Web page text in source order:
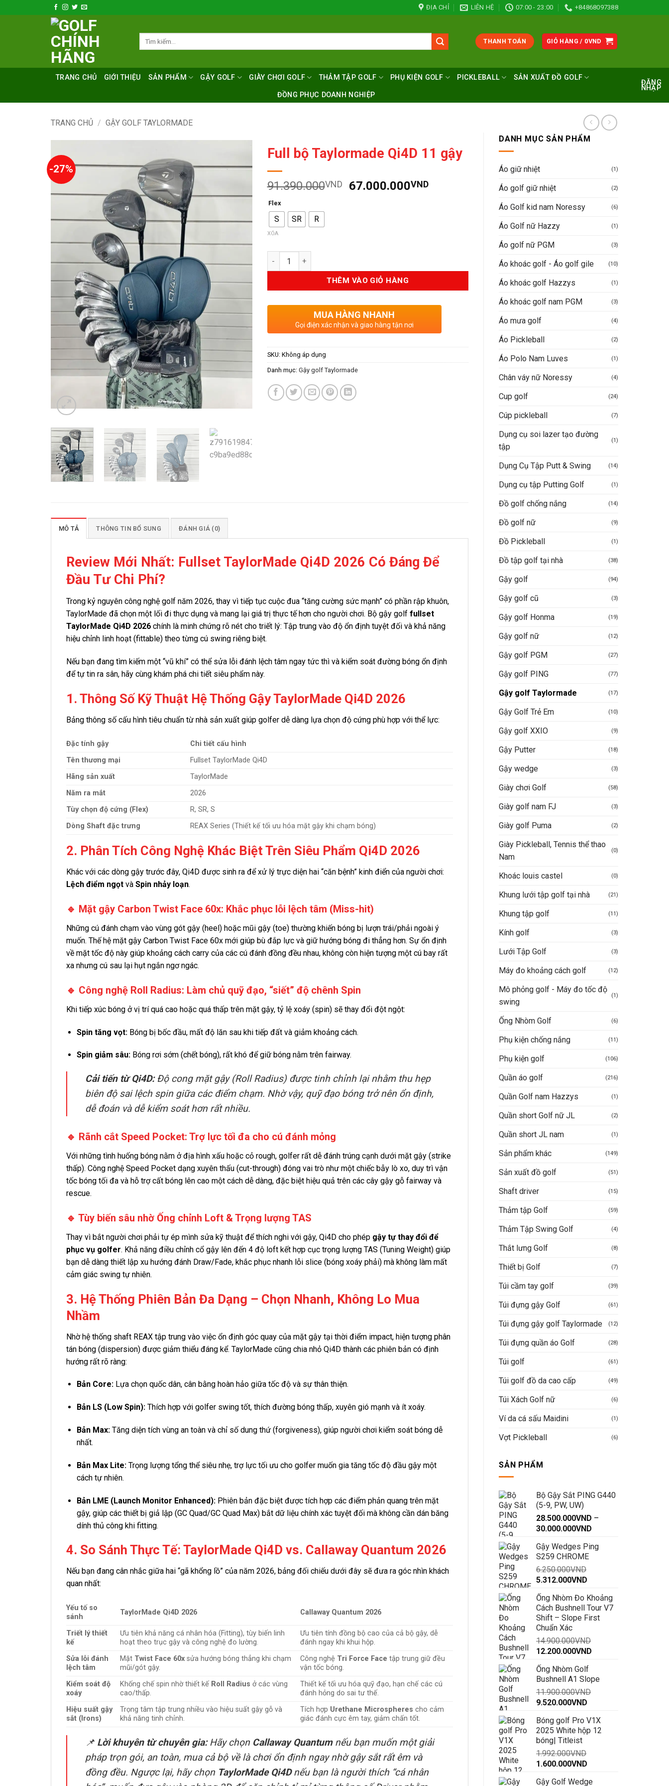
qua
ĐỊA CHỈ LIÊN HỆ 07:00 - 23:00 +84868097388
THANH TOÁN GIỎ HÀNG / 0VND
TRANG CHỦ GIỚI THIỆU SẢN PHẨM GẬY GOLF GIÀY CHƠI GOLF THẢM TẬP GOLF PHỤ KIỆN GOLF PICKLEBALL SẢN XUẤT ĐỒ GOLF
ĐỒNG PHỤC DOANH NGHIỆP
ĐĂNG
NHẬP
TRANG CHỦ / GẬY GOLF TAYLORMADE
DANH MỤC SẢN PHẨM
Áo giữ nhiệt (1)
Áo golf giữ nhiệt (2)
Áo Golf kid nam Noressy (6)
Áo Golf nữ Hazzy (1)
Áo golf nữ PGM (3)
Áo khoác golf - Áo golf gile (10)
Áo khoác golf Hazzys (1)
Áo khoác golf nam PGM (3)
Áo mưa golf (4)
Áo Pickleball (2)
Áo Polo Nam Luves (1)
Chân váy nữ Noressy (4)
Cup golf (24)
Cúp pickleball (7)
Dụng cụ soi lazer tạo đường
tập
(1)
Dụng Cụ Tập Putt & Swing (14)
Dụng cụ tập Putting Golf (1)
Đồ golf chống nắng (14)
Đồ golf nữ (9)
Đồ Pickleball (1)
Đồ tập golf tại nhà (38)
Gậy golf (94)
Gậy golf cũ (3)
Gậy golf Honma (19)
Gậy golf nữ (12)
Gậy golf PGM (27)
Gậy golf PING (77)
Gậy golf Taylormade (17)
Gậy Golf Trẻ Em (10)
Gậy golf XXIO (9)
Gậy Putter (18)
Gậy wedge (3)
Giày chơi Golf (58)
Giày golf nam FJ (3)
Giày golf Puma (2)
Giày Pickleball, Tennis thể thao
Nam
(0)
Khoác louis castel (0)
Khung lưới tập golf tại nhà (21)
Khung tập golf (11)
Kính golf (3)
Lưới Tập Golf (3)
Máy đo khoảng cách golf (12)
Mô phỏng golf - Máy đo tốc độ
swing
(1)
Ống Nhòm Golf (6)
Phụ kiện chống nắng (11)
Phụ kiện golf (106)
Quần áo golf (216)
Quần Golf nam Hazzys (1)
Quần short Golf nữ JL (2)
Quần short JL nam (1)
Sản phẩm khác (149)
Sản xuất đồ golf (51)
Shaft driver (15)
Thảm tập Golf (59)
Thảm Tập Swing Golf (4)
Thắt lưng Golf (8)
Thiết bị Golf (7)
Túi cầm tay golf (39)
Túi đựng gậy Golf (61)
Túi đựng gậy golf Taylormade (12)
Túi đựng quần áo Golf (28)
Túi golf (61)
Túi golf đồ da cao cấp (49)
Túi Xách Golf nữ (6)
Ví da cá sấu Maidini (1)
Vợt Pickleball (6)
SẢN PHẨM
Bộ Gậy Sắt PING G440
(5-9, PW, UW)
28.500.000VND –
30.000.000VND
từ
Gậy Wedges Ping
S259 CHROME
6.250.000VND
Giá
là:
6.250.000VND.
5.312.000VND
tại
là:
5.312.000VND.
Ống Nhòm Đo Khoảng
Cách Bushnell Tour V7
Shift – Slope First
Chuẩn Xác
14.900.000VND
Giá
là:
14.900.000VND.
12.200.000VND
là:
Ống Nhòm Golf
Bushnell A1 Slope
11.900.000VND
Giá
là:
11.900.000VND.
9.520.000VND
tại
là:
Bóng golf Pro V1X
2025 White hộp 12
bóng| Titleist
1.992.000VND
Giá
1.600.000VND
Gậy Golf Wedge
-27%
Full bộ Taylormade Qi4D 11 gậy
91.390.000VND
Giá
67.000.000VNDGiá
67.000.000VND.
Flex
S SR R
XÓA
Số lượng
THÊM VÀO GIỎ HÀNG
MUA HÀNG NHANH
Gọi điện xác nhận và giao hàng tận nơi
SKU: Không áp dụng
Danh mục: Gậy golf Taylormade
MÔ TẢ THÔNG TIN BỔ SUNG ĐÁNH GIÁ (0)
Review Mới Nhất: Fullset TaylorMade Qi4D 2026 Có Đáng Để
Đầu Tư Chi Phí?
Trong kỷ nguyên công nghệ golf năm 2026, thay vì tiếp tục cuộc đua “tăng cường sức mạnh” có phần rập khuôn,
TaylorMade đã chọn một lối đi thực dụng và mang lại giá trị thực tế hơn cho người chơi. Bộ gậy golf fullset
TaylorMade Qi4D 2026 chính là minh chứng rõ nét cho triết lý: Tập trung vào độ ổn định tuyệt đối và khả năng
hiệu chỉnh linh hoạt (fittable) theo từng cú swing riêng biệt.
Nếu bạn đang tìm kiếm một “vũ khí” có thể sửa lỗi đánh lệch tâm ngay tức thì và kiểm soát đường bóng ổn định
để tự tin ra sân, hãy cùng khám phá chi tiết siêu phẩm này.
1. Thông Số Kỹ Thuật Hệ Thống Gậy TaylorMade Qi4D 2026
Bảng thông số cấu hình tiêu chuẩn từ nhà sản xuất giúp golfer dễ dàng lựa chọn độ cứng phù hợp với thể lực:
Đặc tính gậy
Chi tiết cấu hình
Tên thương mại
Fullset TaylorMade Qi4D
Hãng sản xuất
TaylorMade
Năm ra mắt
2026
Tùy chọn độ cứng (Flex)
R, SR, S
Dòng Shaft đặc trưng
REAX Series (Thiết kế tối ưu hóa mặt gậy khi chạm bóng)
2. Phân Tích Công Nghệ Khác Biệt Trên Siêu Phẩm Qi4D 2026
Khác với các dòng gậy trước đây, Qi4D được sinh ra để xử lý trực diện hai “căn bệnh” kinh điển của người chơi:
Lệch điểm ngọt và Spin nhảy loạn.
🔹 Mặt gậy Carbon Twist Face 60x: Khắc phục lỗi lệch tâm (Miss-hit)
Những cú đánh chạm vào vùng gót gậy (heel) hoặc mũi gậy (toe) thường khiến bóng bị lượn trái/phải ngoài ý
muốn. Thế hệ mặt gậy Carbon Twist Face 60x mới giúp bù đắp lực và giữ hướng bóng đi thẳng hơn. Sự ổn định
về mặt tốc độ này giúp khoảng cách carry của các cú đánh đồng đều nhau, không còn hiện tượng một cú bay rất
xa nhưng cú sau lại hụt ngắn ngơ ngác.
🔹 Công nghệ Roll Radius: Làm chủ quỹ đạo, “siết” độ chênh Spin
Khi tiếp xúc bóng ở vị trí quá cao hoặc quá thấp trên mặt gậy, tỷ lệ xoáy (spin) sẽ thay đổi đột ngột:
Spin tăng vọt:Bóng bị bốc đầu, mất độ lăn sau khi tiếp đất và giảm khoảng cách.
Spin giảm sâu:Bóng rơi sớm (chết bóng), rất khó để giữ bóng nằm trên fairway.
Cải tiến từ Qi4D:Độ cong mặt gậy (Roll Radius) được tinh chỉnh lại nhằm thu hẹp
biên độ sai lệch spin giữa các điểm chạm. Nhờ vậy, quỹ đạo bóng trở nên ổn định,
dễ đoán và dễ kiểm soát hơn rất nhiều.
🔹 Rãnh cắt Speed Pocket: Trợ lực tối đa cho cú đánh mỏng
Với những tình huống bóng nằm ở địa hình xấu hoặc cỏ rough, golfer rất dễ đánh trúng cạnh dưới mặt gậy (strike
thấp). Công nghệ Speed Pocket dạng xuyên thấu (cut-through) đóng vai trò như một chiếc bẫy lò xo, duy trì vận
tốc bóng tối đa và hỗ trợ cất bóng lên cao một cách dễ dàng, đặc biệt hiệu quả trên các cây gậy gỗ fairway và
rescue.
🔹 Tùy biến sâu nhờ Ống chỉnh Loft & Trọng lượng TAS
Thay vì bắt người chơi phải tự ép mình sửa kỹ thuật để thích nghi với gậy, Qi4D cho phép gậy tự thay đổi để
phục vụ golfer. Khả năng điều chỉnh cổ gậy lên đến 4 độ loft kết hợp cục trọng lượng TAS (Tuning Weight) giúp
bạn dễ dàng thiết lập xu hướng đánh Draw/Fade, khắc phục nhanh lỗi slice (bóng xoáy phải) mà không làm mất
cảm giác swing tự nhiên.
3. Hệ Thống Phiên Bản Đa Dạng – Chọn Nhanh, Không Lo Mua
Nhầm
Nhờ hệ thống shaft REAX tập trung vào việc ổn định góc quay của mặt gậy tại thời điểm impact, hiện tượng phân
tán bóng (dispersion) được giảm thiểu đáng kể. TaylorMade cũng chia nhỏ Qi4D thành các phiên bản có định
hướng rất rõ ràng:
Bản Core:Lựa chọn quốc dân, cân bằng hoàn hảo giữa tốc độ và sự thân thiện.
Bản LS (Low Spin):Thích hợp với golfer swing tốt, thích đường bóng thấp, xuyên gió mạnh và ít xoáy.
Bản Max:Tăng diện tích vùng an toàn và chỉ số dung thứ (forgiveness), giúp người chơi kiểm soát bóng dễ
nhất.
Bản Max Lite:Trọng lượng tổng thể siêu nhẹ, trợ lực tối ưu cho golfer muốn gia tăng tốc độ đầu gậy một
cách tự nhiên.
Bản LME (Launch Monitor Enhanced):Phiên bản đặc biệt được tích hợp các điểm phản quang trên mặt
gậy, giúp các thiết bị giả lập (GC Quad/GC Quad Max) bắt dữ liệu chính xác tuyệt đối mà không cần dán băng
dính thủ công khi fitting.
4. So Sánh Thực Tế: TaylorMade Qi4D vs. Callaway Quantum 2026
Nếu bạn đang cân nhắc giữa hai “gã khổng lồ” của năm 2026, bảng đối chiếu dưới đây sẽ đưa ra góc nhìn khách
quan nhất:
Yếu tố so
sánh
TaylorMade Qi4D 2026 Callaway Quantum 2026
Triết lý thiết
kế
Ưu tiên khả năng cá nhân hóa (Fitting), tùy biến linh
hoạt theo trục gậy và công nghệ đo lường.
Ưu tiên tính đồng bộ cao của cả bộ gậy, dễ
đánh ngay khi khui hộp.
Sửa lỗi đánh
lệch tâm
Mặt Twist Face 60x sửa hướng bóng thẳng khi chạm
mũi/gót gậy.
Công nghệ Tri Force Face tập trung giữ đều
vận tốc bóng.
Kiểm soát độ
xoáy
Khống chế spin nhờ thiết kế Roll Radius ở các vùng
cao/thấp.
Thiết kế tối ưu hóa quỹ đạo, hạn chế các cú
đánh hỏng do sai tư thế.
Hiệu suất gậy
sắt (Irons)
Trọng tâm tập trung nhiều vào hiệu suất gậy gỗ và
khả năng tinh chỉnh.
Tích hợp Urethane Microspheres cho cảm
giác đánh cực êm tay, giảm chấn tốt.
📌 Lời khuyên từ chuyên gia:Hãy chọn Callaway Quantumnếu bạn muốn một giải
pháp trọn gói, an toàn, mua cả bộ về là chơi ổn định ngay nhờ gậy sắt rất êm và
đồng đều. Ngược lại, hãy chọn TaylorMade Qi4Dnếu bạn là người thích “cá nhân